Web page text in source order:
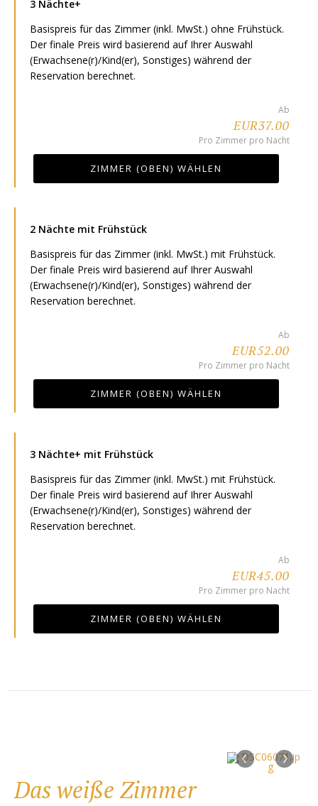
3 Nächte+
Basispreis für das Zimmer (inkl. MwSt.) ohne Frühstück.
Der finale Preis wird basierend auf Ihrer Auswahl
(Erwachsene(r)/Kind(er), Sonstiges) während der
Reservation berechnet.
Ab
EUR37.00
Pro Zimmer pro Nacht
ZIMMER (OBEN) WÄHLEN
2 Nächte mit Frühstück
Basispreis für das Zimmer (inkl. MwSt.) mit Frühstück.
Der finale Preis wird basierend auf Ihrer Auswahl
(Erwachsene(r)/Kind(er), Sonstiges) während der
Reservation berechnet.
Ab
EUR52.00
Pro Zimmer pro Nacht
ZIMMER (OBEN) WÄHLEN
3 Nächte+ mit Frühstück
Basispreis für das Zimmer (inkl. MwSt.) mit Frühstück.
Der finale Preis wird basierend auf Ihrer Auswahl
(Erwachsene(r)/Kind(er), Sonstiges) während der
Reservation berechnet.
Ab
EUR45.00
Pro Zimmer pro Nacht
ZIMMER (OBEN) WÄHLEN
‹ ›
Das weiße Zimmer